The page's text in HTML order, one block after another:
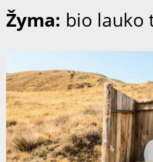
Žyma: bio lauko